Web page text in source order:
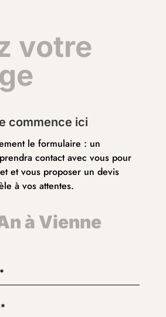
votre
commence ici
le formulaire : un
contact avec vous pour
et vous proposer un devis
à vos attentes.
à Vienne